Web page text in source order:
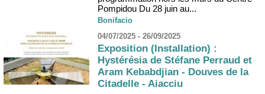
Pompidou Du 28 juin au...
Bonifacio
04/07/2025 - 26/09/2025
Exposition (Installation) :
Hystérésia de Stéfane Perraud et
Aram Kebabdjian - Douves de la
Citadelle - Aiacciu